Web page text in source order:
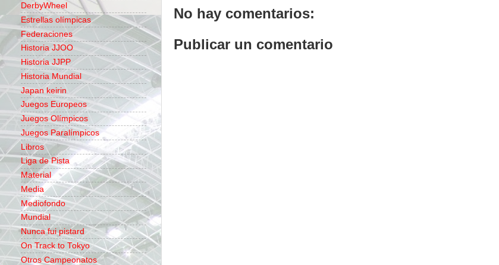
No hay comentarios:
Publicar un comentario
DerbyWheel
Estrellas olímpicas
Federaciones
Historia JJOO
Historia JJPP
Historia Mundial
Japan keirin
Juegos Europeos
Juegos Olímpicos
Juegos Paralímpicos
Libros
Liga de Pista
Material
Media
Mediofondo
Mundial
Nunca fui pistard
On Track to Tokyo
Otros Campeonatos